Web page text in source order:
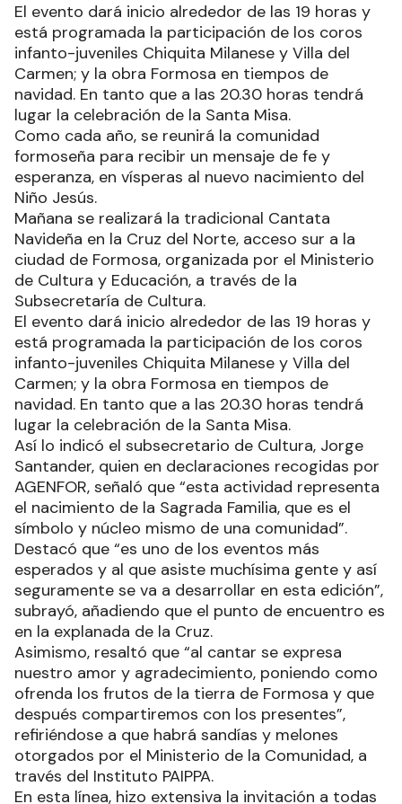
El evento dará inicio alrededor de las 19 horas y
está programada la participación de los coros
infanto-juveniles Chiquita Milanese y Villa del
Carmen; y la obra Formosa en tiempos de
navidad. En tanto que a las 20.30 horas tendrá
lugar la celebración de la Santa Misa.
Como cada año, se reunirá la comunidad
formoseña para recibir un mensaje de fe y
esperanza, en vísperas al nuevo nacimiento del
Niño Jesús.
Mañana se realizará la tradicional Cantata
Navideña en la Cruz del Norte, acceso sur a la
ciudad de Formosa, organizada por el Ministerio
de Cultura y Educación, a través de la
Subsecretaría de Cultura.
El evento dará inicio alrededor de las 19 horas y
está programada la participación de los coros
infanto-juveniles Chiquita Milanese y Villa del
Carmen; y la obra Formosa en tiempos de
navidad. En tanto que a las 20.30 horas tendrá
lugar la celebración de la Santa Misa.
Así lo indicó el subsecretario de Cultura, Jorge
Santander, quien en declaraciones recogidas por
AGENFOR, señaló que “esta actividad representa
el nacimiento de la Sagrada Familia, que es el
símbolo y núcleo mismo de una comunidad”.
Destacó que “es uno de los eventos más
esperados y al que asiste muchísima gente y así
seguramente se va a desarrollar en esta edición”,
subrayó, añadiendo que el punto de encuentro es
en la explanada de la Cruz.
Asimismo, resaltó que “al cantar se expresa
nuestro amor y agradecimiento, poniendo como
ofrenda los frutos de la tierra de Formosa y que
después compartiremos con los presentes”,
refiriéndose a que habrá sandías y melones
otorgados por el Ministerio de la Comunidad, a
través del Instituto PAIPPA.
En esta línea, hizo extensiva la invitación a todas